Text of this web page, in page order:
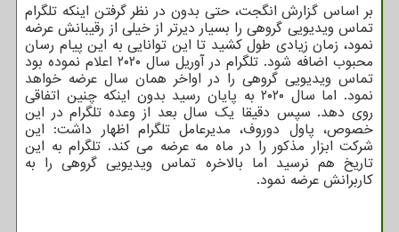
بر اساس گزارش انگجت، حتی بدون در نظر گرفتن اینکه تلگرام
تماس ویدیویی گروهی را بسیار دیرتر از خیلی از رقیبانش عرضه
نمود، زمان زیادی طول کشید تا این توانایی به این پیام رسان
محبوب اضافه شود. تلگرام در آوریل سال ۲۰۲۰ اعلام نموده بود
تماس ویدیویی گروهی را در اواخر همان سال عرضه خواهد
نمود. اما سال ۲۰۲۰ به پایان رسید بدون اینکه چنین اتفاقی
روی دهد. سپس دقیقا یک سال بعد از وعده تلگرام در این
خصوص، پاول دوروف، مدیرعامل تلگرام اظهار داشت: این
شرکت ابزار مذکور را در ماه مه عرضه می کند. تلگرام به این
تاریخ هم نرسید اما بالاخره تماس ویدیویی گروهی را به
کاربرانش عرضه نمود.